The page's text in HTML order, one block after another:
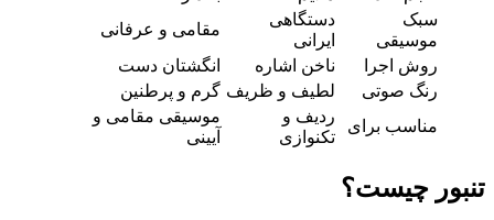
سبک
موسیقی
دستگاهی
ایرانی
مقامی و عرفانی
روش اجرا
ناخن اشاره
انگشتان دست
رنگ صوتی
لطیف و ظریف گرم و پرطنین
مناسب برای
ردیف و
تکنوازی
موسیقی مقامی و
آیینی
تنبور چیست؟